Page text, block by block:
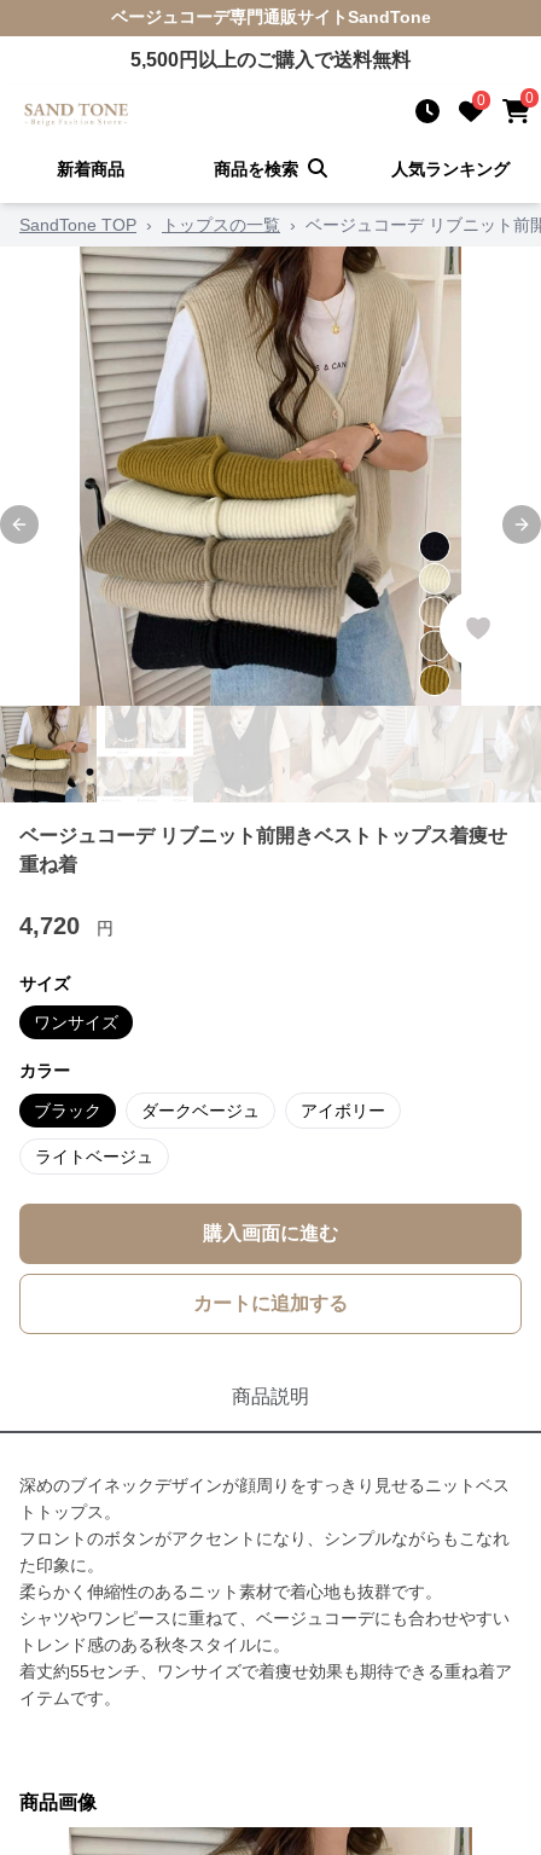
ベージュコーデ専門通販サイトSandTone
5,500円以上のご購入で送料無料
0 0
新着商品 商品を検索 人気ランキング
SandTone TOP › トップスの一覧 › ベージュコーデ リブニット前
Previous slide
ベージュコーデ リブニット前開きベストトップス着痩せ
重ね着
4,720 円
サイズ
ワンサイズ
カラー
ブラック ダークベージュ アイボリー
ライトベージュ
購入画面に進む
カートに追加する
商品説明
深めのブイネックデザインが顔周りをすっきり見せるニットベス
トトップス。
フロントのボタンがアクセントになり、シンプルながらもこなれ
た印象に。
柔らかく伸縮性のあるニット素材で着心地も抜群です。
シャツやワンピースに重ねて、ベージュコーデにも合わせやすい
トレンド感のある秋冬スタイルに。
着丈約55センチ、ワンサイズで着痩せ効果も期待できる重ね着ア
イテムです。
商品画像